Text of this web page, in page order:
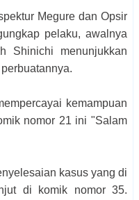
Megure dan Opsir
pelaku, awalnya
Shinichi menunjukkan
kemampuan
nomor 21 ini "Salam
kasus yang di
di komik nomor 35.